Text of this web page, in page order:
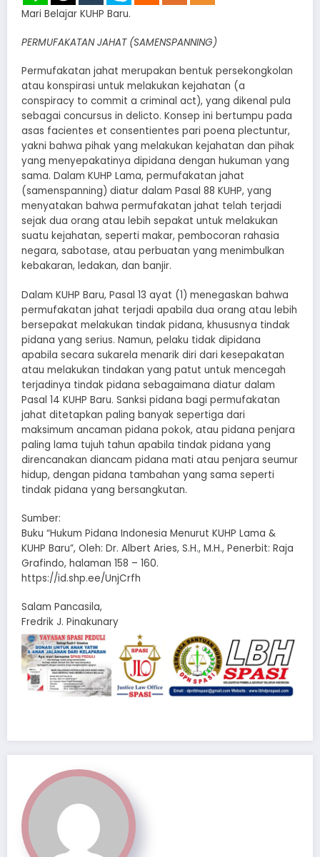
Mari Belajar KUHP Baru.
PERMUFAKATAN JAHAT (SAMENSPANNING)
Permufakatan jahat merupakan bentuk persekongkolan
atau konspirasi untuk melakukan kejahatan (a
conspiracy to commit a criminal act), yang dikenal pula
sebagai concursus in delicto. Konsep ini bertumpu pada
asas facientes et consentientes pari poena plectuntur,
yakni bahwa pihak yang melakukan kejahatan dan pihak
yang menyepakatinya dipidana dengan hukuman yang
sama. Dalam KUHP Lama, permufakatan jahat
(samenspanning) diatur dalam Pasal 88 KUHP, yang
menyatakan bahwa permufakatan jahat telah terjadi
sejak dua orang atau lebih sepakat untuk melakukan
suatu kejahatan, seperti makar, pembocoran rahasia
negara, sabotase, atau perbuatan yang menimbulkan
kebakaran, ledakan, dan banjir.
Dalam KUHP Baru, Pasal 13 ayat (1) menegaskan bahwa
permufakatan jahat terjadi apabila dua orang atau lebih
bersepakat melakukan tindak pidana, khususnya tindak
pidana yang serius. Namun, pelaku tidak dipidana
apabila secara sukarela menarik diri dari kesepakatan
atau melakukan tindakan yang patut untuk mencegah
terjadinya tindak pidana sebagaimana diatur dalam
Pasal 14 KUHP Baru. Sanksi pidana bagi permufakatan
jahat ditetapkan paling banyak sepertiga dari
maksimum ancaman pidana pokok, atau pidana penjara
paling lama tujuh tahun apabila tindak pidana yang
direncanakan diancam pidana mati atau penjara seumur
hidup, dengan pidana tambahan yang sama seperti
tindak pidana yang bersangkutan.
Sumber:
Buku “Hukum Pidana Indonesia Menurut KUHP Lama &
KUHP Baru”, Oleh: Dr. Albert Aries, S.H., M.H., Penerbit: Raja
Grafindo, halaman 158 – 160.
https://id.shp.ee/UnjCrfh
Salam Pancasila,
Fredrik J. Pinakunary